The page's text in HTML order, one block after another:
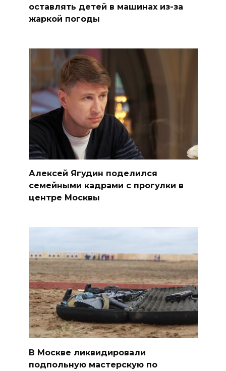
оставлять детей в машинах из-за
жаркой погоды
Алексей Ягудин поделился
семейными кадрами с прогулки в
центре Москвы
В Москве ликвидировали
подпольную мастерскую по